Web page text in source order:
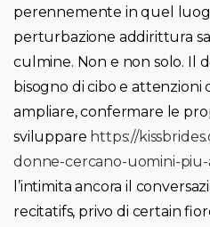
perennemente in quel
perturbazione addirittura
culmine. Non e non solo. Il
bisogno di cibo e
ampliare, confermare le
sviluppare https://
donne-cercano-uomini-piu-
l’intimita ancora il
recitatifs, privo di certain